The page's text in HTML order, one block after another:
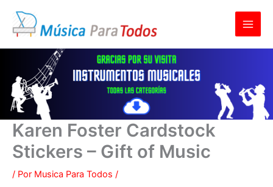
contenido
Karen Foster Cardstock
Stickers – Gift of Music
/ Por Musica Para Todos /